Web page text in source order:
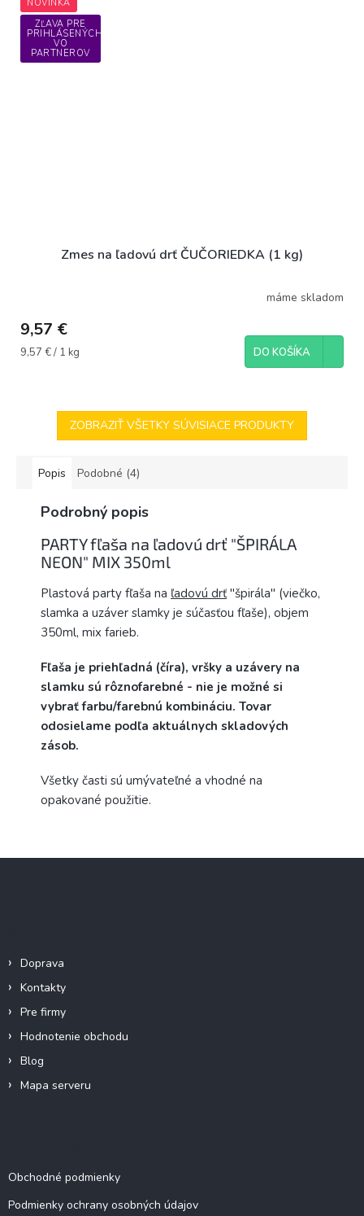
NOVINKA
ZĽAVA PRE
PRIHLÁSENÝCH
VO
PARTNEROV
Zmes na ľadovú drť ČUČORIEDKA (1 kg)
máme skladom
9,57 €
Jednotková
9,57 € / 1 kg DO KOŠÍKA
ZOBRAZIŤ VŠETKY SÚVISIACE PRODUKTY
Popis Podobné (4)
Podrobný popis
PARTY fľaša na ľadovú drť "ŠPIRÁLA
NEON" MIX 350ml
Plastová party fľaša na ľadovú drť"špirála" (viečko,
slamka a uzáver slamky je súčasťou fľaše), objem
350ml, mix farieb.
Fľaša je priehľadná (číra), vršky a uzávery na
slamku sú rôznofarebné - nie je možné si
vybrať farbu/farebnú kombináciu. Tovar
odosielame podľa aktuálnych skladových
zásob.
Všetky časti sú umývateľné a vhodné na
opakované použitie.
Doprava
Kontakty
Pre firmy
Hodnotenie obchodu
Blog
Mapa serveru
Obchodné podmienky
Podmienky ochrany osobných údajov